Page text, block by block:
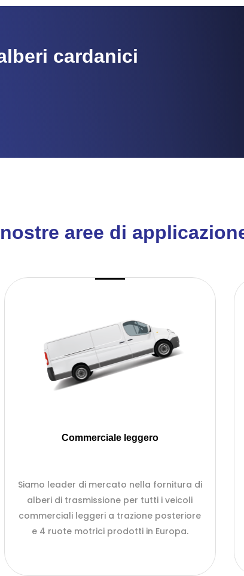
cardanici
aree di
Commerciale leggero
Siamo leader di mercato nella fornitura di
alberi di trasmissione per tutti i veicoli
commerciali leggeri a trazione posteriore
e 4 ruote motrici prodotti in Europa.